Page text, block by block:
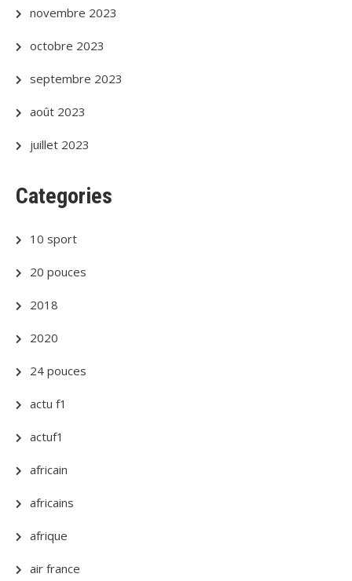
novembre 2023
octobre 2023
septembre 2023
août 2023
juillet 2023
Categories
10 sport
20 pouces
2018
2020
24 pouces
actu f1
actuf1
africain
africains
afrique
air france